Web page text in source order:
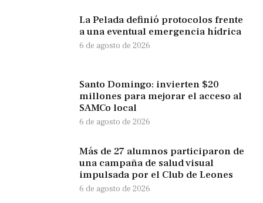
La Pelada definió protocolos frente
a una eventual emergencia hídrica
6 de agosto de 2026
Santo Domingo: invierten $20
millones para mejorar el acceso al
SAMCo local
6 de agosto de 2026
Más de 27 alumnos participaron de
una campaña de salud visual
impulsada por el Club de Leones
6 de agosto de 2026